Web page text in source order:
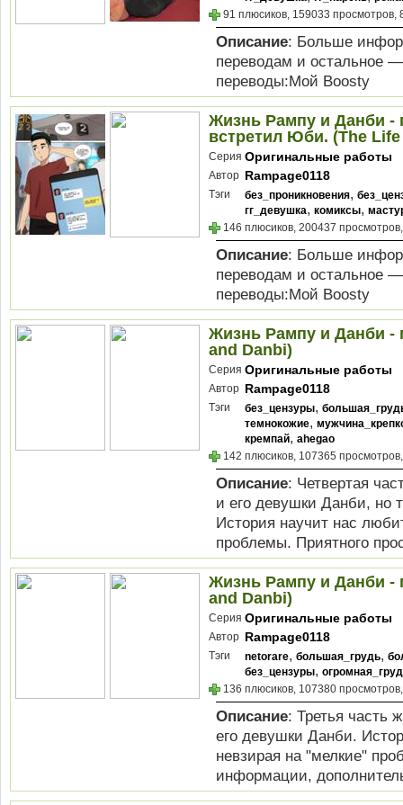
91 плюсиков, 159033 просмотров,
Описание: Больше
переводам и остальное
переводы:Мой Boosty
Жизнь Рампу и Данби -
встретил Юби. (The
Серия Оригинальные работы
Автор Rampage0118
Тэги без_проникновения,
гг_девушка, комиксы,
146 плюсиков, 200437
Описание: Больше
переводам и остальное
переводы:Мой Boosty
Жизнь Рампу и Данби -
and Danbi)
Серия Оригинальные работы
Автор Rampage0118
Тэги без_цензуры,
темнокожие,
кремпай, ahegao
142 плюсиков, 107365
Описание: Четвертая
и его девушки Данби, но
История научит нас
проблемы. Приятного
Жизнь Рампу и Данби -
and Danbi)
Серия Оригинальные работы
Автор Rampage0118
Тэги netorare, большая_грудь,
без_цензуры,
136 плюсиков, 107380
Описание: Третья часть
его девушки Данби.
невзирая на "мелкие"
информации,